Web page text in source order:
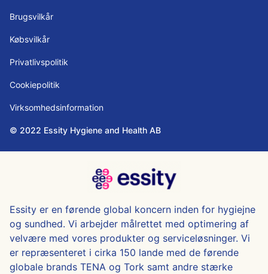
Brugsvilkår
Købsvilkår
Privatlivspolitik
Cookiepolitik
Virksomhedsinformation
© 2022 Essity Hygiene and Health AB
Essity er en førende global koncern inden for hygiejne
og sundhed. Vi arbejder målrettet med optimering af
velvære med vores produkter og serviceløsninger. Vi
er repræsenteret i cirka 150 lande med de førende
globale brands TENA og Tork samt andre stærke